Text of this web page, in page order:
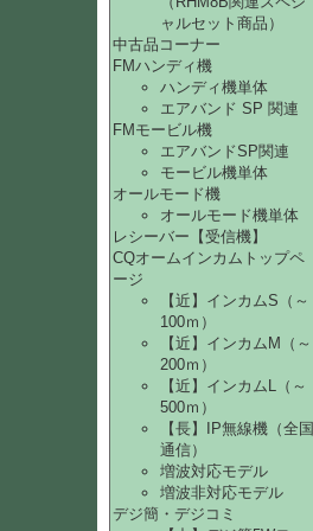
ャルセット商品）
中古品コーナー
FMハンディ機
ハンディ機単体
エアバンド SP 関連
FMモービル機
エアバンドSP関連
モービル機単体
オールモード機
オールモード機単体
レシーバー【受信機】
CQオームインカムトップペ
ージ
【近】インカムS（～
100ｍ）
【近】インカムM（～
200ｍ）
【近】インカムL（～
500ｍ）
【長】IP無線機（全国
通信）
増波対応モデル
増波非対応モデル
デジ簡・デジコミ